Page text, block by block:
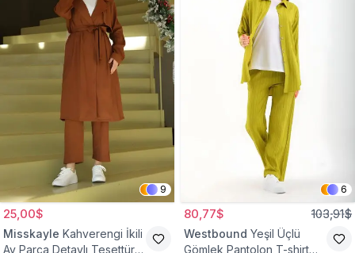
9
25,00$
Misskayle Kahverengi İkili
Ay Parça Detaylı Tesettür
6
80,77$ 103,91$
Westbound Yeşil Üçlü
Gömlek Pantolon T-shirt